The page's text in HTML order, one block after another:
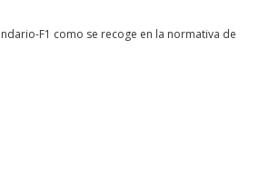
F1 como se recoge en la normativa de